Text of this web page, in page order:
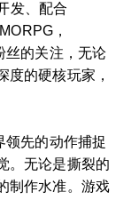
发、配合
，
丝的关注，无论
度的硬核玩家，
领先的动作捕捉
。无论是撕裂的
制作水准。游戏